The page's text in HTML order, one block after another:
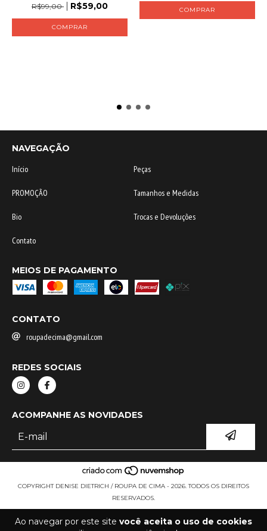
Ao navegar por este site você aceita o uso de cookies
R$99,00
R$59,00
COMPRAR
COMPRAR
NAVEGAÇÃO
Início
Peças
PROMOÇÃO Tamanhos e Medidas
Bio Trocas e Devoluções
Contato
MEIOS DE PAGAMENTO
CONTATO
roupadecima@gmail.com
REDES SOCIAIS
ACOMPANHE AS NOVIDADES
COPYRIGHT DENISE DIETRICH / ROUPA DE CIMA - 2026. TODOS OS DIREITOS
RESERVADOS.